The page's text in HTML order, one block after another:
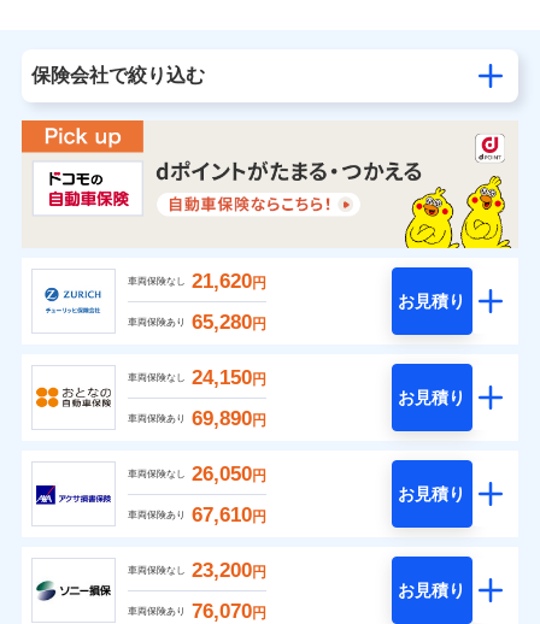
保険会社で絞り込む
車両保険なし 21,620円
車両保険あり 65,280円
お見積り
車両保険なし 24,150円
車両保険あり 69,890円
お見積り
車両保険なし 26,050円
車両保険あり 67,610円
お見積り
車両保険なし 23,200円
車両保険あり 76,070円
お見積り